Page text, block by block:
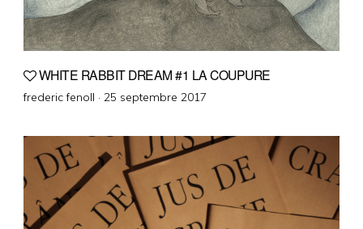
WHITE RABBIT DREAM #1 LA COUPURE
frederic fenoll · Posted
25 septembre 2017